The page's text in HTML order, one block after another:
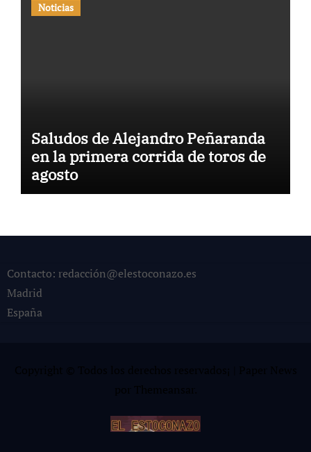
Noticias
Saludos de Alejandro Peñaranda
en la primera corrida de toros de
agosto
Contacto: redacción@elestoconazo.es
Madrid
España